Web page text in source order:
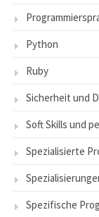
Python
Ruby
Sicherheit und
Soft Skills und
Spezialisierte
Spezifische